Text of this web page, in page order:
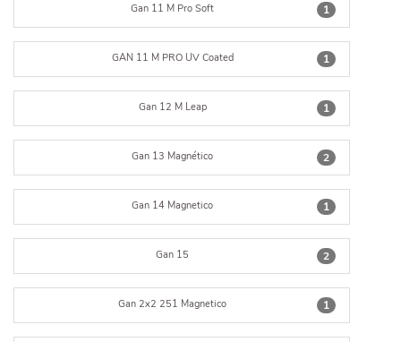
1
Gan 11 M Pro Soft
1
GAN 11 M PRO UV Coated
1
Gan 12 M Leap
2
Gan 13 Magnético
1
Gan 14 Magnetico
2
Gan 15
1
Gan 2x2 251 Magnetico